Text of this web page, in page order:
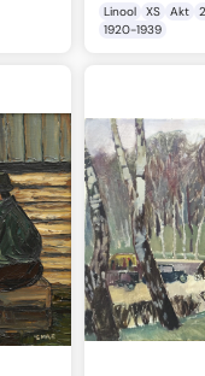
Linool XS Akt
1920-1939